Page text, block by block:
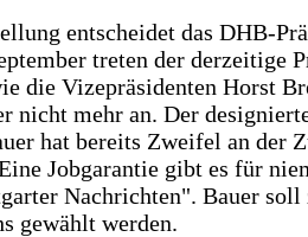
entscheidet das DHB-
treten der derzeitige
die Vizepräsidenten Horst
nicht mehr an. Der
hat bereits Zweifel an der
Jobgarantie gibt es für
Nachrichten". Bauer soll
gewählt werden.